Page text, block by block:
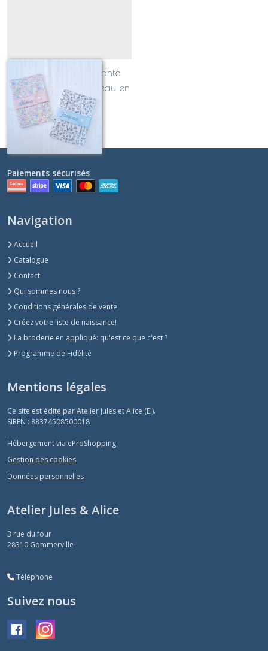
Protège carnet de santé
personnalisé et bandeau en
SIMILI
À partir de 33€
Paiements sécurisés
Navigation
Accueil
Catalogue
Contact
Qui sommes nous ?
Conditions générales de vente
Créez votre liste de naissance!
La broderie en appliqué: qu'est ce que c'est ?
Programme de Fidélité
Mentions légales
Ce site est édité par Atelier Jules et Alice (EI).
SIREN : 88374508500018
Hébergement via eProShopping
Gestion des cookies
Données personnelles
Atelier Jules & Alice
3 rue du four
28310 Gommerville
Téléphone
Suivez nous